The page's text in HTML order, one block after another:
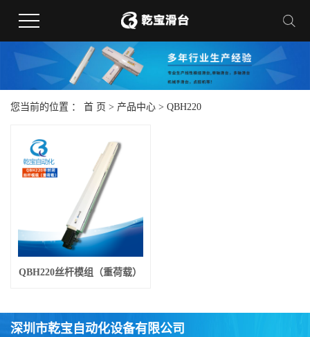
您当前的位置 ： 首 页 > 产品中心 > QBH220
QBH220丝杆模组（重荷载）
深圳市乾宝自动化设备有限公司